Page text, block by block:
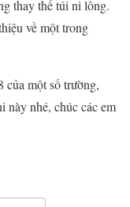
thay thế túi ni lông.
về một trong
một số trường,
này nhé, chúc các em